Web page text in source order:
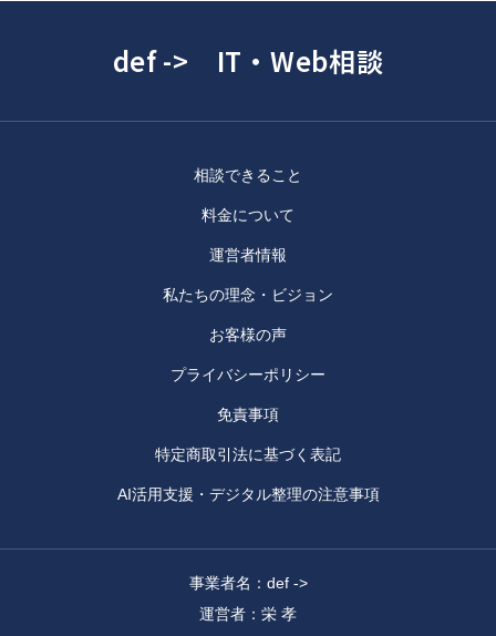
def -> IT・Web相談
相談できること
料金について
運営者情報
私たちの理念・ビジョン
お客様の声
プライバシーポリシー
免責事項
特定商取引法に基づく表記
AI活用支援・デジタル整理の注意事項
事業者名：def ->
運営者：栄 孝